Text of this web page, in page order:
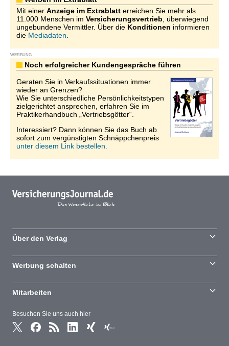
Mit einer Anzeige im Extrablatt erreichen Sie mehr als
11.000 Menschen im Versicherungsvertrieb , überwiegend
ungebundene Vermittler. Über die Konditionen informieren
die Mediadaten
WERBUNG
Noch erfolgreicher Kundengespräche führen
Geraten Sie in Verkaufssituationen immer
wieder an Grenzen?
Wie Sie unterschiedliche Persönlichkeitstypen
zielgerichtet ansprechen, erfahren Sie im
Praktikerhandbuch „Vertriebsgötter“.
Interessiert? Dann können Sie das Buch ab
sofort zum vergünstigten Schnäppchenpreis
unter diesem Link bestellen.
Besuchen Sie uns auch hier
Über den Verlag
Werbung schalten
Mitarbeiten